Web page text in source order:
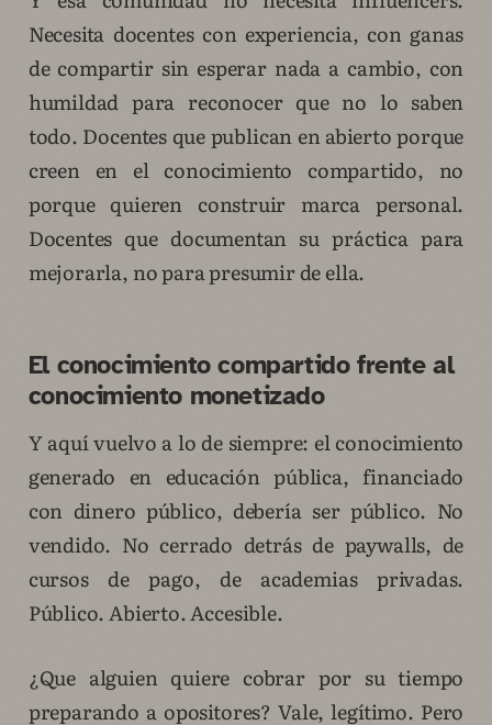
Necesita docentes con experiencia, con ganas
de compartir sin esperar nada a cambio, con
humildad para reconocer que no lo saben
todo. Docentes que publican en abierto porque
creen en el conocimiento compartido, no
porque quieren construir marca personal.
Docentes que documentan su práctica para
mejorarla, no para presumir de ella.
El conocimiento compartido frente al
conocimiento monetizado
Y aquí vuelvo a lo de siempre: el conocimiento
generado en educación pública, financiado
con dinero público, debería ser público. No
vendido. No cerrado detrás de paywalls, de
cursos de pago, de academias privadas.
Público. Abierto. Accesible.
¿Que alguien quiere cobrar por su tiempo
preparando a opositores? Vale, legítimo. Pero